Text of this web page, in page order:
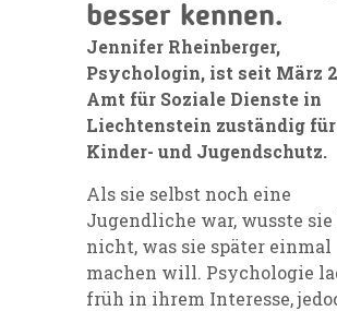
besser kennen.
Jennifer Rheinberger,
Psychologin, ist seit März
Amt für Soziale Dienste in
Liechtenstein zuständig für
Kinder- und Jugendschutz.
Als sie selbst noch eine
Jugendliche war, wusste sie
nicht, was sie später einmal
machen will. Psychologie
früh in ihrem Interesse,